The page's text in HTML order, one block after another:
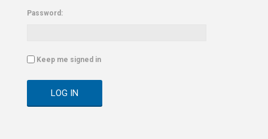
Password:
Keep me signed in
LOG IN